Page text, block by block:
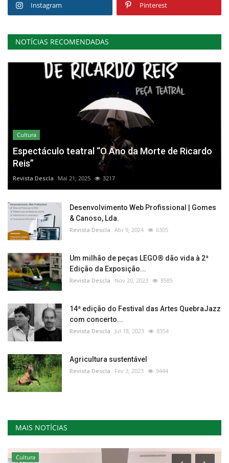
Instagram Pinterest
NOTÍCIAS RECOMENDADAS
Cultura
Espectáculo teatral “O Ano da Morte de Ricardo
Reis”
Revista Descla Mai 21, 2025 3217
Desenvolvimento Web Profissional | Gomes
& Canoso, Lda.
Revista Descla Abr 9, 2024 6305
Um milhão de peças LEGO® dão vida à 2ª
Edição da Exposição...
Revista Descla Nov 20, 2023 8585
14ª edição do Festival das Artes QuebraJazz
com concerto...
Revista Descla Jul 18, 2023 8354
Agricultura sustentável
Revista Descla Fev 3, 2023 9444
MAIS NOTÍCIAS
Cultura